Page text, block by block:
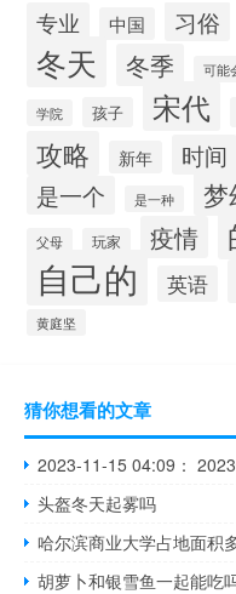
专业 中国 习俗
冬天 冬季 可能
学院 孩子 宋代
攻略 新年 时间
是一个 是一种 梦
父母 玩家 疫情
自己的 英语
黄庭坚
猜你想看的文章
头盔冬天起雾吗
哈尔滨商业大学占地面积
胡萝卜和银雪鱼一起能吃